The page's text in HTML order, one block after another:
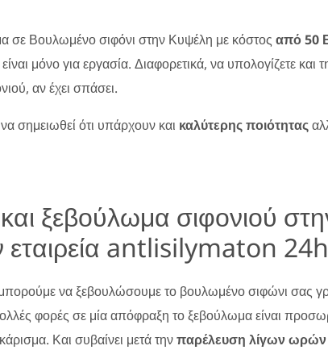
σε Βουλωμένο σιφόνι στην Κυψέλη με κόστος από 50
μόνο για εργασία. Διαφορετικά, να υπολογίζετε και
αν έχει σπάσει.
σημειωθεί ότι υπάρχουν και καλύτερης ποιότητας
ξεβούλωμα σιφονιού
antlisilymaton
μπορούμε να ξεβουλώσουμε το βουλωμένο σιφώνι σας
φορές σε μία απόφραξη το ξεβούλωμα είναι
Και συβαίνει μετά τηνπαρέλευση λίγων ωρών